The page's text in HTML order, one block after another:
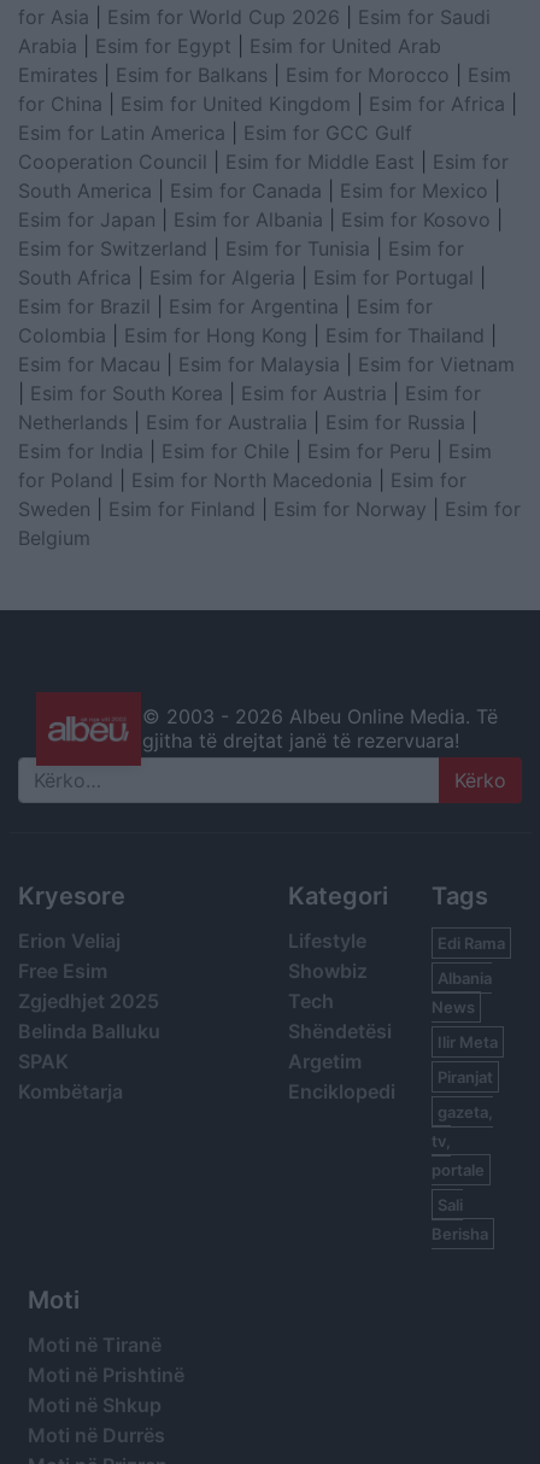
for Asia
Esim for World Cup 2026
Esim for Saudi
Arabia
Esim for Egypt
Esim for United Arab
Emirates
Esim for Balkans Esim for Morocco
Esim
for China
Esim for United Kingdom Esim for Africa
Esim for Latin America
Esim for GCC Gulf
Cooperation Council
Esim for Middle East
Esim for
South America
Esim for Canada Esim for Mexico
Esim for Japan
Esim for Albania Esim for Kosovo
Esim for Switzerland
Esim for Tunisia
Esim for
South Africa
Esim for Algeria Esim for Portugal
Esim for Brazil
Esim for Argentina
Esim for
Colombia
Esim for Hong Kong Esim for Thailand
Esim for Macau
Esim for Malaysia
Esim for Vietnam
Esim for South Korea Esim for Austria
Esim for
Netherlands
Esim for Australia Esim for Russia
Esim for India
Esim for Chile Esim for Peru
Esim
for Poland
Esim for North Macedonia
Esim for
Sweden
Esim for Finland Esim for Norway
Esim for
Belgium
© 2003 - 2026 Albeu Online Media. Të
gjitha të drejtat janë të rezervuara!
Search
Kryesore
Erion Veliaj
Free Esim
Zgjedhjet 2025
Belinda Balluku
SPAK
Kombëtarja
Kategori
Lifestyle
Showbiz
Tech
Shëndetësi
Argetim
Enciklopedi
Tags
Edi Rama
Albania
News
Ilir Meta
Piranjat
gazeta,
tv,
portale
Sali
Berisha
Moti
Moti në Tiranë
Moti në Prishtinë
Moti në Shkup
Moti në Durrës